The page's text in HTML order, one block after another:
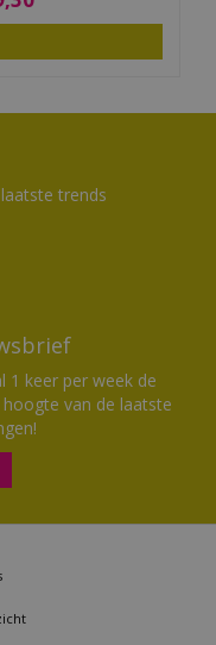
Royal Seasons® Panama loungebank 2,5 zits espresso
trends
1 keer per week de
van de laatste